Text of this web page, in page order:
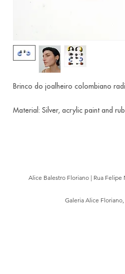
Brinco do joalheiro colombiano
Material: Silver, acrylic paint and
Alice Balestro Floriano | Rua
Galeria Alice